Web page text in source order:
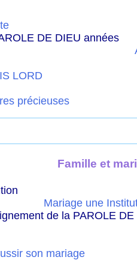
LORD
précieuses
Famille et
Mariage une
son mariage